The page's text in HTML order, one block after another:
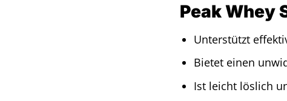
Peak Whey
Unterstützt
Bietet einen
Ist leicht löslich